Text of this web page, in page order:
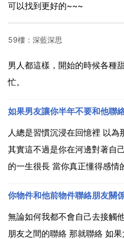
可以找到更好的~~~
59樓：深藍深思
男人都這樣，開始的時候各種
忙。
人總是習慣沉浸在回憶裡 以為
其實這不過是你在河邊對著自
的一生很長 當你真正懂得感情
的洪荒沖走 也沒人會站在原地
走 去遇見那個一直等待遇見你
無論如何我都不會自己去接觸
朋友之間的聯絡 那就聯絡 如